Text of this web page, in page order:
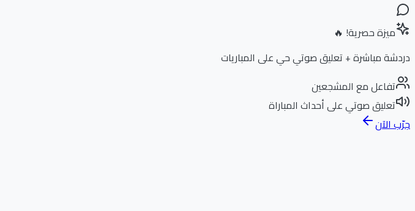
ميزة حصرية! 🔥
دردشة مباشرة + تعليق صوتي حي على المباريات
تفاعل مع المشجعين
تعليق صوتي على أحداث المباراة
جرّب الآن